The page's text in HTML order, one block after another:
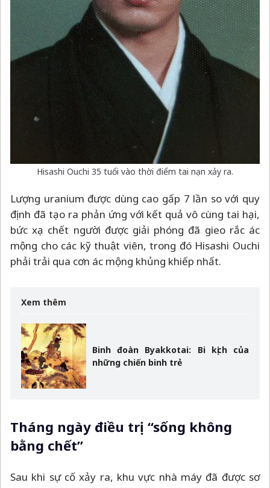
Hisashi Ouchi 35 tuổi vào thời điểm tai nạn xảy ra.
Lượng uranium được dùng cao gấp 7 lần so với quy
định đã tạo ra phản ứng với kết quả vô cùng tai hại,
bức xạ chết người được giải phóng đã gieo rắc ác
mộng cho các kỹ thuật viên, trong đó Hisashi Ouchi
phải trải qua cơn ác mộng khủng khiếp nhất.
Xem thêm
Binh đoàn Byakkotai: Bi kịch của
những chiến binh trẻ
Tháng ngày điều trị “sống không
bằng chết”
Sau khi sự cố xảy ra, khu vực nhà máy đã được sơ